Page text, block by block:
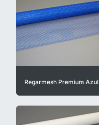
Regarmesh Premium Azul